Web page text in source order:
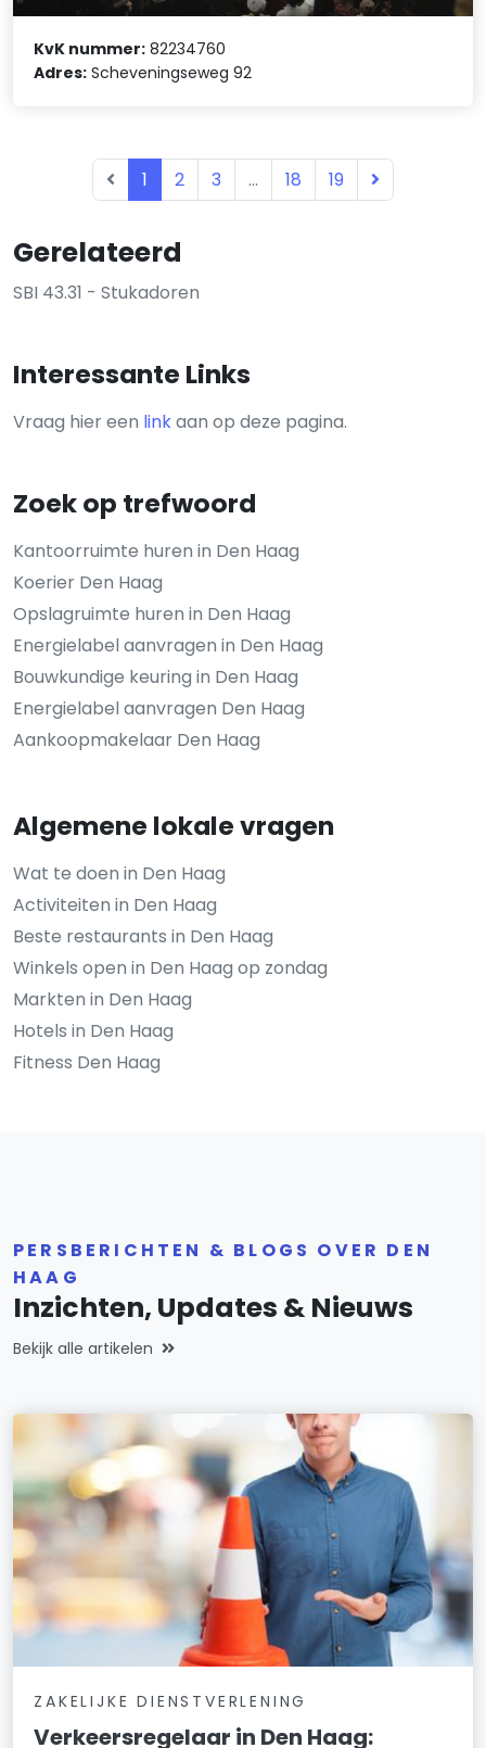
Gerelateerd
SBI 43.31 - Stukadoren
Interessante Links
Vraag hier een linkaan op deze pagina.
Zoek op trefwoord
Kantoorruimte huren in Den Haag
Koerier Den Haag
Opslagruimte huren in Den Haag
Energielabel aanvragen in Den Haag
Bouwkundige keuring in Den Haag
Energielabel aanvragen Den Haag
Aankoopmakelaar Den Haag
Algemene lokale vragen
Wat te doen in Den Haag
Activiteiten in Den Haag
Beste restaurants in Den Haag
Winkels open in Den Haag op zondag
Markten in Den Haag
Hotels in Den Haag
Fitness Den Haag
KvK nummer: 82234760
Adres: Scheveningseweg 92
1 2 3 ... 18 19
PERSBERICHTEN & BLOGS OVER DEN
HAAG
Inzichten, Updates & Nieuws
Bekijk alle artikelen
ZAKELIJKE DIENSTVERLENING
Verkeersregelaar in Den Haag: